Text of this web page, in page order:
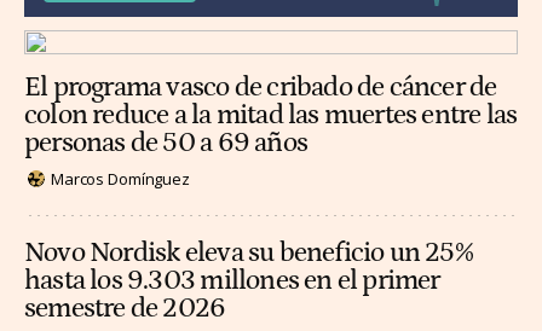
El programa vasco de cribado de cáncer de
colon reduce a la mitad las muertes entre las
personas de 50 a 69 años
Marcos Domínguez
Novo Nordisk eleva su beneficio un 25%
hasta los 9.303 millones en el primer
semestre de 2026